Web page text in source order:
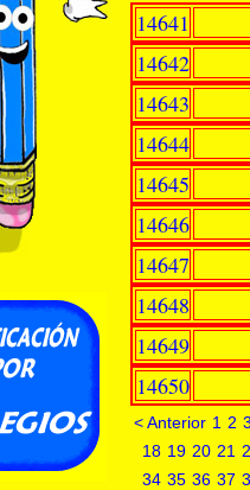
14641
14642
14643
14644
14645
14646
14647
14648
14649
14650
< Anterior 1 2
18 19 20 21
34 35 36 37